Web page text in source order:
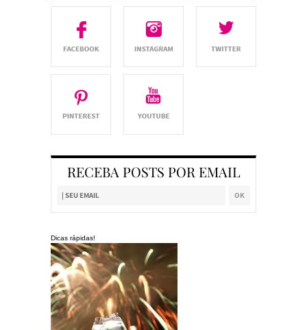
RECEBA POSTS POR EMAIL
Dicas rápidas!